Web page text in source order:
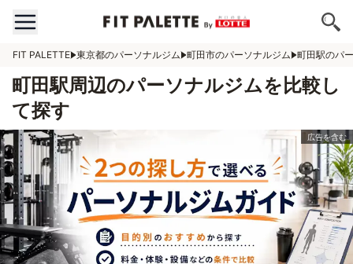
FIT PALETTE 東京都のパーソナルジム 町田市のパーソナルジム 町田駅のパ
町田駅周辺のパーソナルジムを比較し
て探す